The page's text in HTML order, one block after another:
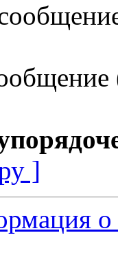
]